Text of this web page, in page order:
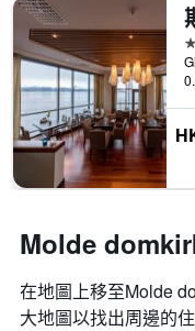
Molde
在地圖上移至Molde
大地圖以找出周邊的